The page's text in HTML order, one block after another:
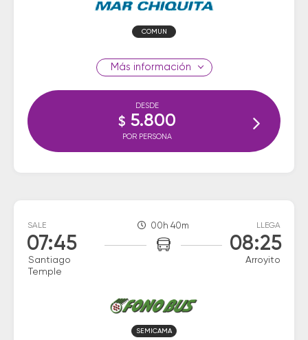
COMUN
información
DESDE
$ 5.800
POR PERSONA
SALE
07:45
Santiago
Temple
00h 40m LLEGA
08:25
Arroyito
SEMICAMA